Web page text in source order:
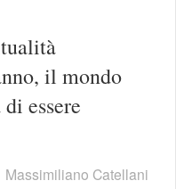
il mondo
essere
Massimiliano Catellani